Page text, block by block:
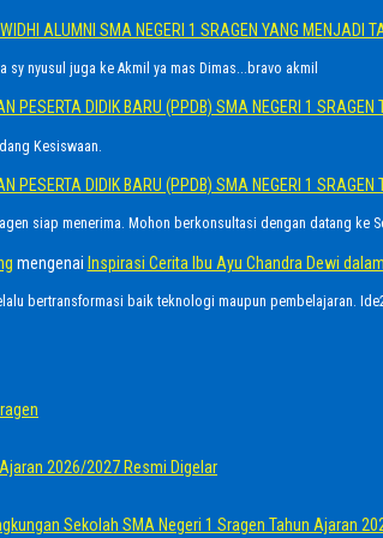
ALUMNI SMA NEGERI 1 SRAGEN YANG MENJADI
sy nyusul juga ke Akmil ya mas Dimas...bravo akmil
PESERTA DIDIK BARU (PPDB) SMA NEGERI 1
Kesiswaan.
PESERTA DIDIK BARU (PPDB) SMA NEGERI 1
siap menerima. Mohon berkonsultasi dengan datang ke
mengenai Inspirasi Cerita Ibu Ayu Chandra Dewi
bertransformasi baik teknologi maupun pembelajaran.
2026/2027 Resmi Digelar
Sekolah SMA Negeri 1 Sragen Tahun Ajaran